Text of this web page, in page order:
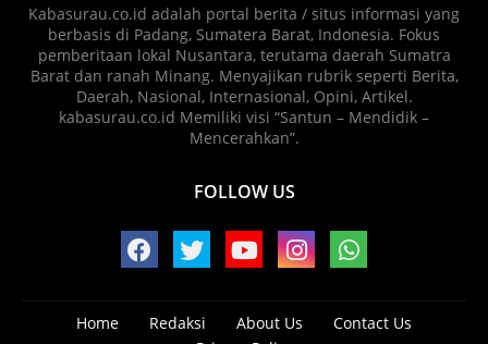
Kabasurau.co.id adalah portal berita / situs informasi yang
berbasis di Padang, Sumatera Barat, Indonesia. Fokus
pemberitaan lokal Nusantara, terutama daerah Sumatra
Barat dan ranah Minang. Menyajikan rubrik seperti Berita,
Daerah, Nasional, Internasional, Opini, Artikel.
kabasurau.co.id Memiliki visi “Santun – Mendidik –
Mencerahkan”.
FOLLOW US
Home Redaksi About Us
Contact Us